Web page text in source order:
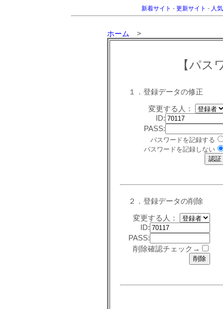
新着サイト - 更新サイト - 人
ホーム >
【パス
１．登録データの修正
変更する人：
ID:
PASS:
パスワードを記録する
パスワードを記録しない
２．登録データの削除
変更する人：
ID:
PASS:
削除確認チェック→